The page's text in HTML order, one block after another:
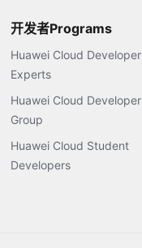
开发者Programs
Huawei Cloud Developer
Experts
Huawei Cloud Developer
Group
Huawei Cloud Student
Developers